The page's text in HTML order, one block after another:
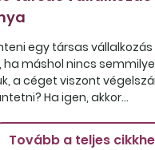
egy társas
ha máshol nincs
a céget viszont
Ha igen, akkor...
Tovább a teljes